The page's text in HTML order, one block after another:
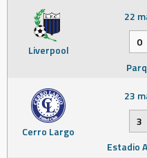
Liverpool
22
0
Cerro Largo
23
3
Estadio